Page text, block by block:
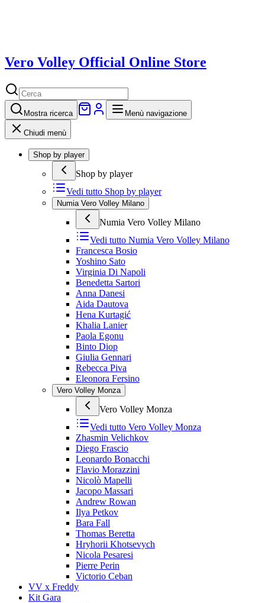
Vero Volley Official Online Store
Mostra ricerca Menù navigazione
Chiudi menù
Shop by player
Shop by player
Vedi tutto Shop by player
Numia Vero Volley Milano
Numia Vero Volley Milano
Vedi tutto Numia Vero Volley Milano
Francesca Bosio
Yoshino Sato
Virginia Di Napoli
Benedetta Sartori
Anna Danesi
Aida Dautova
Hena Kurtagić
Khalia Lanier
Paola Egonu
Binto Diop
Giulia Gennari
Rebecca Piva
Eleonora Fersino
Vero Volley Monza
Vero Volley Monza
Vedi tutto Vero Volley Monza
Zhasmin Velichkov
Diego Frascio
Leonardo Bonacchi
Flavio Morazzini
Nicolò Mapelli
Jacopo Massari
Andrew Rowan
Ilya Petkov
Bara Fall
Thomas Beretta
Hryhorii Khotsevych
Nicola Pesaresi
Pierre Perin
Victorio Ceban
VV x Freddy
Kit Gara